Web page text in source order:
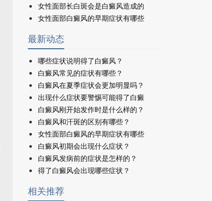
女性面部长白斑会是白癜风造成的
女性面部白癜风的早期症状有哪些
最新动态
哪些症状说明得了白癜风？
白癜风常见的症状有哪些？
白癜风在夏季症状会更加明显吗？
出现什么症状要警惕可能得了白癜
白癜风刚开始发作时是什么样的？
白癜风和汗斑的区别有哪些？
女性面部白癜风的早期症状有哪些
白癜风初期会出现什么症状？
白癜风发病前的症状是怎样的？
得了白癜风会出现哪些症状？
相关推荐